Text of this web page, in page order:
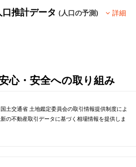
口推計データ(人口の予測)
詳細
心・安全への取り組み
土交通省 土地鑑定委員会の取引情報提供制度によ
の不動産取引データに基づく相場情報を提供しま